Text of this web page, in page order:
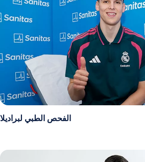
الفحص الطبي لبراديلا